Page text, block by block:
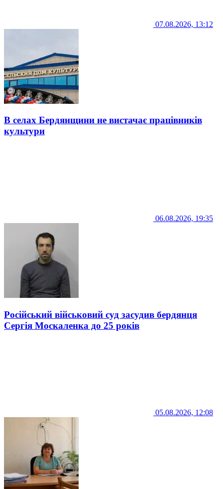
07.08.2026, 13:12
В селах Бердянщини не вистачає працівників
культури
06.08.2026, 19:35
Російський військовий суд засудив бердянця
Сергія Москаленка до 25 років
05.08.2026, 12:08